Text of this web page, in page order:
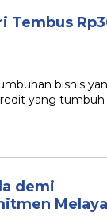
Tembus
bisnis
yang
demi